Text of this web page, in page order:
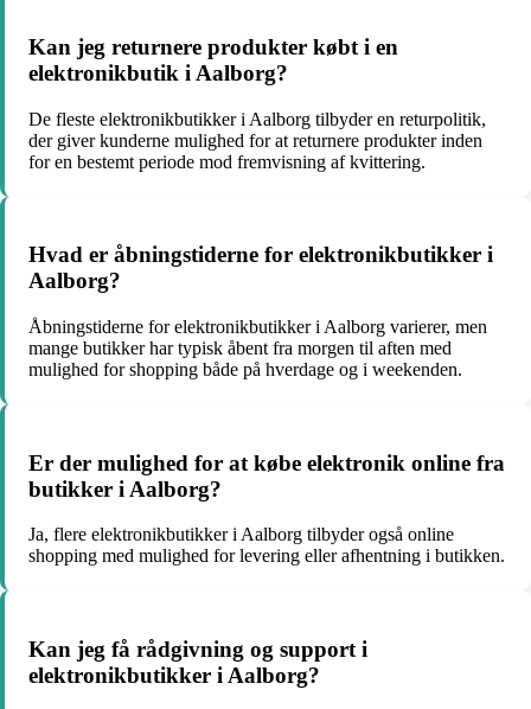
Kan jeg returnere produkter købt i en
elektronikbutik i Aalborg?
De fleste elektronikbutikker i Aalborg tilbyder en returpolitik,
der giver kunderne mulighed for at returnere produkter inden
for en bestemt periode mod fremvisning af kvittering.
Hvad er åbningstiderne for elektronikbutikker i
Aalborg?
Åbningstiderne for elektronikbutikker i Aalborg varierer, men
mange butikker har typisk åbent fra morgen til aften med
mulighed for shopping både på hverdage og i weekenden.
Er der mulighed for at købe elektronik online fra
butikker i Aalborg?
Ja, flere elektronikbutikker i Aalborg tilbyder også online
shopping med mulighed for levering eller afhentning i butikken.
Kan jeg få rådgivning og support i
elektronikbutikker i Aalborg?